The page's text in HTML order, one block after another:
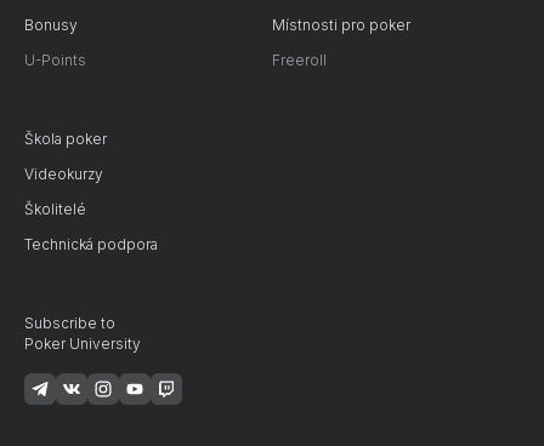
Bonusy
U-Points
Místnosti pro poker
Freeroll
Škola poker
Videokurzy
Školitelé
Technická podpora
Subscribe to
Poker University